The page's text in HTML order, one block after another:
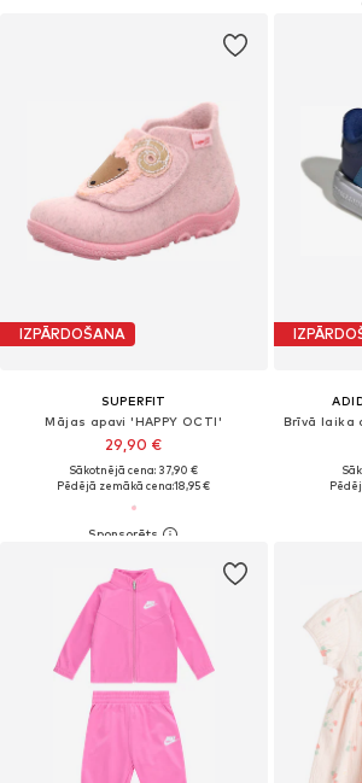
IZPĀRDOŠANA
SUPERFIT
Mājas apavi 'HAPPY OCTI'
29,90 €
Sākotnējā cena: 37,90 €
Pēdējā zemākā cena:18,95 €